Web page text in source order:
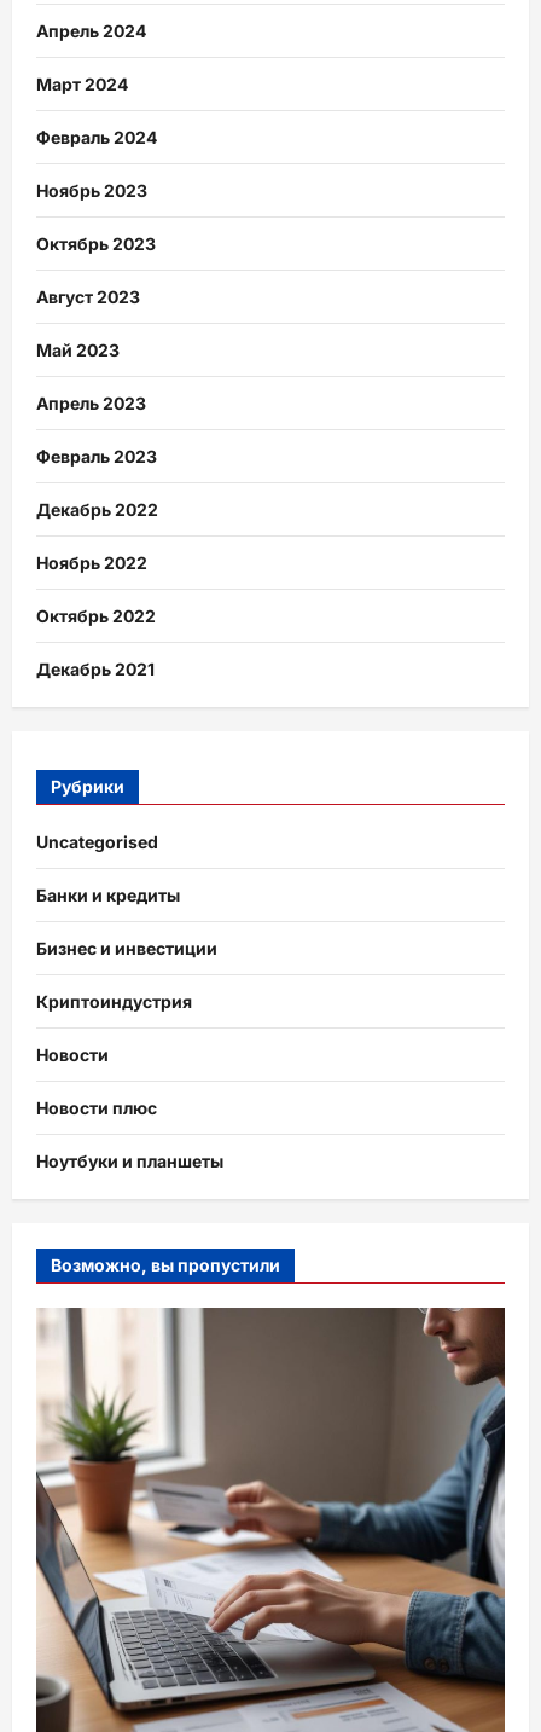
Апрель 2024
Март 2024
Февраль 2024
Ноябрь 2023
Октябрь 2023
Август 2023
Май 2023
Апрель 2023
Февраль 2023
Декабрь 2022
Ноябрь 2022
Октябрь 2022
Декабрь 2021
Рубрики
Uncategorised
Банки и кредиты
Бизнес и инвестиции
Криптоиндустрия
Новости
Новости плюс
Ноутбуки и планшеты
Возможно, вы пропустили